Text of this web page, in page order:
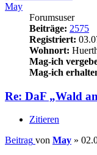
May
Forumsuser
Beiträge: 2575
Registriert:
Wohnort:
Mag-ich
Mag-ich
Re: DaF „Wald
Zitieren
Beitrag von May »